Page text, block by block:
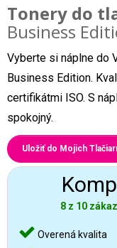
Tonery do
Business
Vyberte si náplne do
Business Edition.
certifikátmi ISO. S
spokojný.
Uložiť do Mojich
8 z 10
Overená kvalita